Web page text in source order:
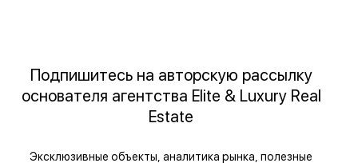
Подпишитесь на авторскую рассылку
основателя агентства Elite & Luxury Real
Estate
Эксклюзивные объекты, аналитика рынка, полезные